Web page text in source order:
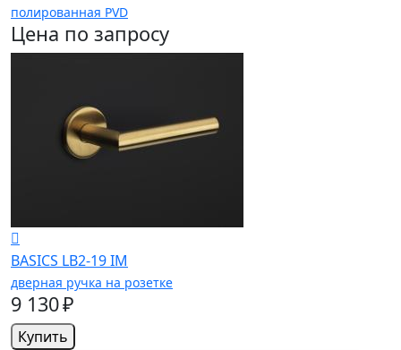
полированная PVD
Цена по запросу
BASICS LB2-19 IM
дверная ручка на розетке
9 130 ₽
Купить